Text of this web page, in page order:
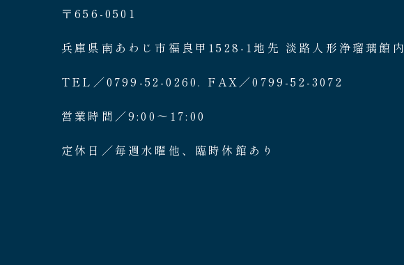
〒656-0501
兵庫県南あわじ市福良甲1528-1地先 淡路人形浄瑠璃館内
TEL／0799-52-0260. FAX／0799-52-3072
営業時間／9:00〜17:00
定休日／毎週水曜他、臨時休館あり